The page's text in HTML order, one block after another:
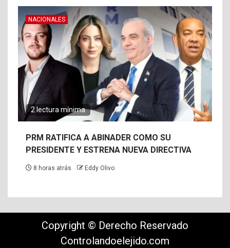
NACIONALES
2 lectura mínima
PRM RATIFICA A ABINADER COMO SU
PRESIDENTE Y ESTRENA NUEVA DIRECTIVA
8 horas atrás Eddy Olivo
Copyright © Derecho Reservado
Controlandoelejido.com